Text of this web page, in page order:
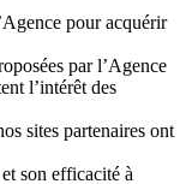
pour acquérir
par l’Agence
l’intérêt des
sites partenaires ont
son efficacité à